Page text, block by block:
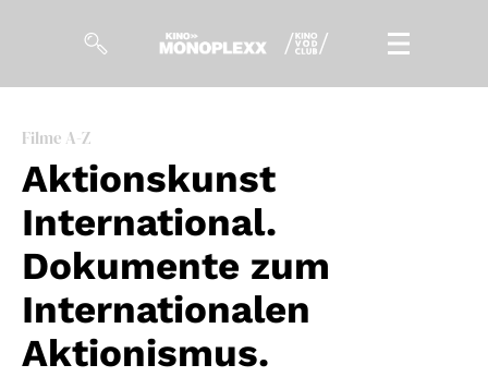
Magazin
Kuratierungen
Events
So geht’s
Filme A-Z
Aktionskunst
International.
Dokumente zum
Internationalen
Aktionismus.